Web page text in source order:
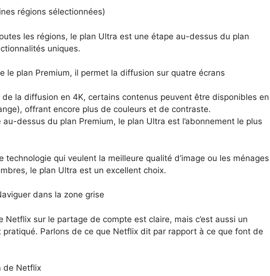
régions sélectionnées)
les régions, le plan Ultra est une étape au-dessus du plan
uniques.
le plan Premium, il permet la diffusion sur quatre écrans
de la diffusion en 4K, certains contenus peuvent être disponibles en
offrant encore plus de couleurs et de contraste.
dessus du plan Premium, le plan Ultra est l’abonnement le plus
technologie qui veulent la meilleure qualité d’image ou les ménages
le plan Ultra est un excellent choix.
dans la zone grise
Netflix sur le partage de compte est claire, mais c’est aussi un
pratiqué. Parlons de ce que Netflix dit par rapport à ce que font de
de Netflix